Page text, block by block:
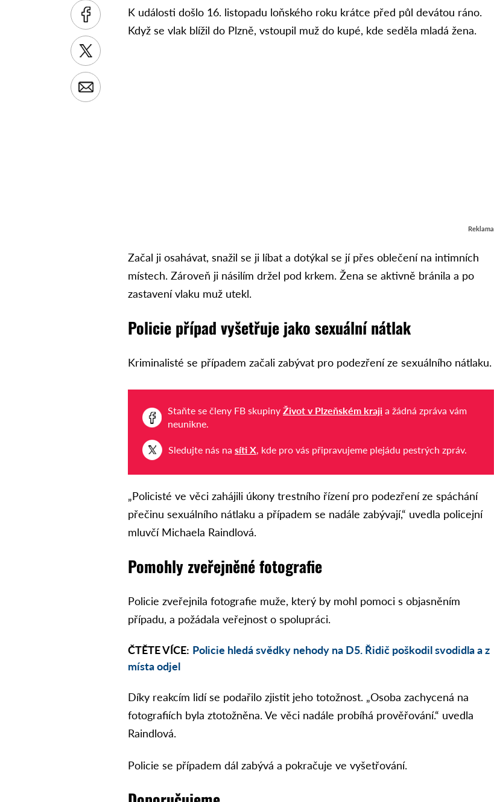
K události došlo 16. listopadu loňského roku krátce před půl devátou ráno.
Když se vlak blížil do Plzně, vstoupil muž do kupé, kde seděla mladá žena.
Reklama
Začal ji osahávat, snažil se ji líbat a dotýkal se jí přes oblečení na intimních
místech. Zároveň ji násilím držel pod krkem. Žena se aktivně bránila a po
zastavení vlaku muž utekl.
Policie případ vyšetřuje jako sexuální nátlak
Kriminalisté se případem začali zabývat pro podezření ze sexuálního nátlaku.
Staňte se členy FB skupinyŽivot v Plzeňském kraji a žádná zpráva vám
neunikne.
Sledujte nás nasíti X, kde pro vás připravujeme plejádu pestrých zpráv.
„Policisté ve věci zahájili úkony trestního řízení pro podezření ze spáchání
přečinu sexuálního nátlaku a případem se nadále zabývají,“ uvedla policejní
mluvčí Michaela Raindlová.
Pomohly zveřejněné fotografie
Policie zveřejnila fotografie muže, který by mohl pomoci s objasněním
případu, a požádala veřejnost o spolupráci.
ČTĚTE VÍCE: Policie hledá svědky nehody na D5. Řidič poškodil svodidla a z
místa odjel
Díky reakcím lidí se podařilo zjistit jeho totožnost. „Osoba zachycená na
fotografiích byla ztotožněna. Ve věci nadále probíhá prověřování.“ uvedla
Raindlová.
Policie se případem dál zabývá a pokračuje ve vyšetřování.